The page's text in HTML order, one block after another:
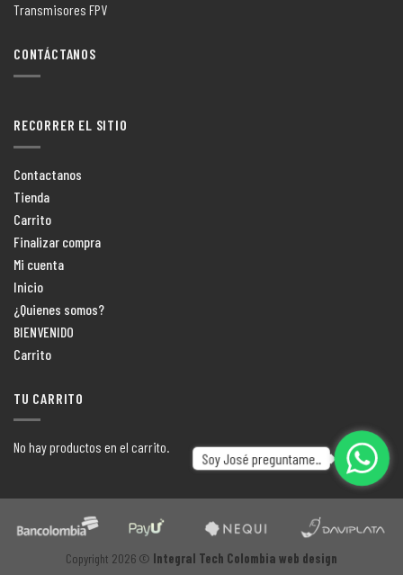
Transmisores FPV
CONTÁCTANOS
RECORRER EL SITIO
Contactanos
Tienda
Carrito
Finalizar compra
Mi cuenta
Inicio
¿Quienes somos?
BIENVENIDO
Carrito
TU CARRITO
No hay productos en el carrito.
Copyright 2026 © Integral Tech Colombia web design
Soy José preguntame..